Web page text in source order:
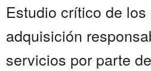
Estudio crítico de
adquisición
servicios por parte